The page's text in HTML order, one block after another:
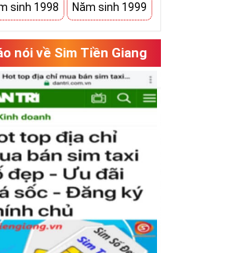
sinh 1998 Năm sinh 1999
nói về Sim Tiền Giang